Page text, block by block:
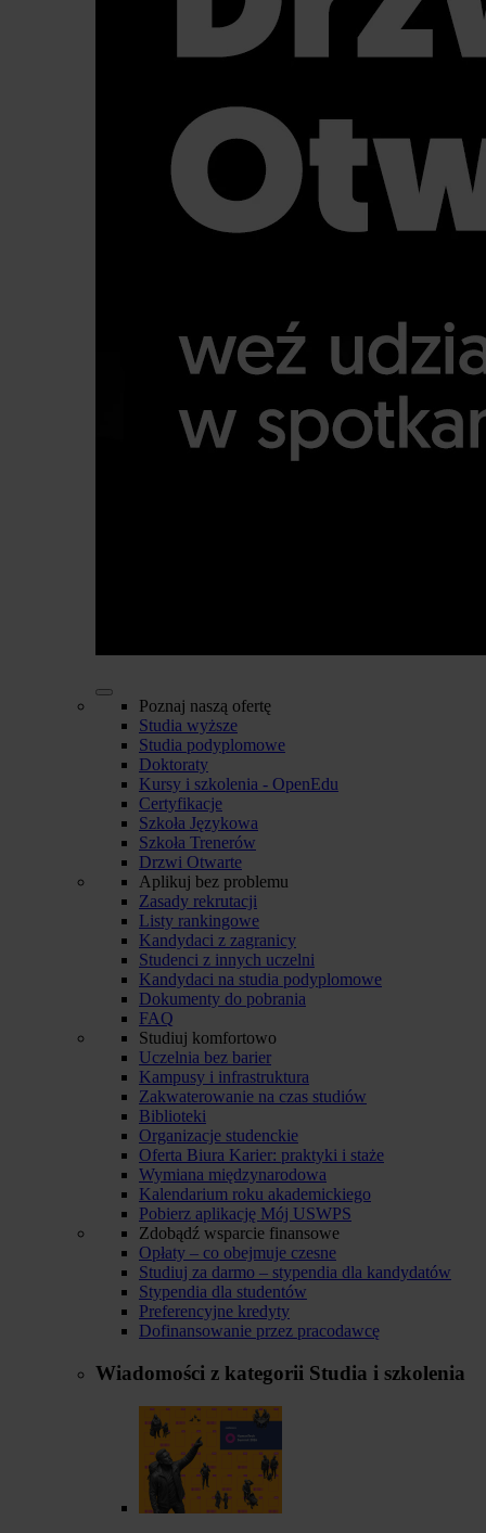
Poznaj naszą ofertę
Studia wyższe
Studia podyplomowe
Doktoraty
Kursy i szkolenia - OpenEdu
Certyfikacje
Szkoła Językowa
Szkoła Trenerów
Drzwi Otwarte
Aplikuj bez problemu
Zasady rekrutacji
Listy rankingowe
Kandydaci z zagranicy
Studenci z innych uczelni
Kandydaci na studia podyplomowe
Dokumenty do pobrania
FAQ
Studiuj komfortowo
Uczelnia bez barier
Kampusy i infrastruktura
Zakwaterowanie na czas studiów
Biblioteki
Organizacje studenckie
Oferta Biura Karier: praktyki i staże
Wymiana międzynarodowa
Kalendarium roku akademickiego
Pobierz aplikację Mój USWPS
Zdobądź wsparcie finansowe
Opłaty – co obejmuje czesne
Studiuj za darmo – stypendia dla kandydatów
Stypendia dla studentów
Preferencyjne kredyty
Dofinansowanie przez pracodawcę
Wiadomości z kategorii Studia i szkolenia